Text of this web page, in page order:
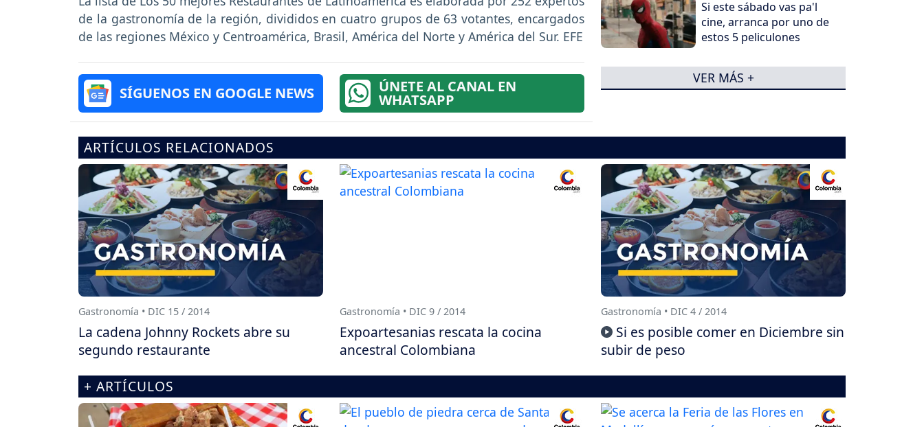
de la gastronomía de la región, divididos en cuatro grupos de 63 votantes, encargados
de las regiones México y Centroamérica, Brasil, América del Norte y América del Sur. EFE
SÍGUENOS EN GOOGLE NEWS ÚNETE AL CANAL EN
WHATSAPP
Si este sábado vas pa'l
cine, arranca por uno de
estos 5 peliculones
VER MÁS +
ARTÍCULOS RELACIONADOS
Gastronomía • DIC 15 / 2014
La cadena Johnny Rockets abre su
segundo restaurante
Gastronomía • DIC 9 / 2014
Expoartesanias rescata la cocina
ancestral Colombiana
Gastronomía • DIC 4 / 2014
Si es posible comer en Diciembre sin
subir de peso
+ ARTÍCULOS